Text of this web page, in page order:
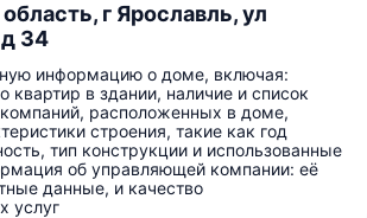
г Ярославль, ул
34
информацию о доме, включая:
квартир в здании, наличие и список
расположенных в доме,
строения, такие как год
тип конструкции и использованные
об управляющей компании: её
данные, и качество
услуг